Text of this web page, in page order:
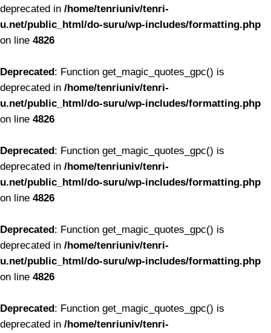
deprecated in /home/tenriuniv/tenri-
u.net/public_html/do-suru/wp-includes/formatting.php
on line 4826
Deprecated: Function get_magic_quotes_gpc() is
deprecated in /home/tenriuniv/tenri-
u.net/public_html/do-suru/wp-includes/formatting.php
on line 4826
Deprecated: Function get_magic_quotes_gpc() is
deprecated in /home/tenriuniv/tenri-
u.net/public_html/do-suru/wp-includes/formatting.php
on line 4826
Deprecated: Function get_magic_quotes_gpc() is
deprecated in /home/tenriuniv/tenri-
u.net/public_html/do-suru/wp-includes/formatting.php
on line 4826
Deprecated: Function get_magic_quotes_gpc() is
deprecated in /home/tenriuniv/tenri-